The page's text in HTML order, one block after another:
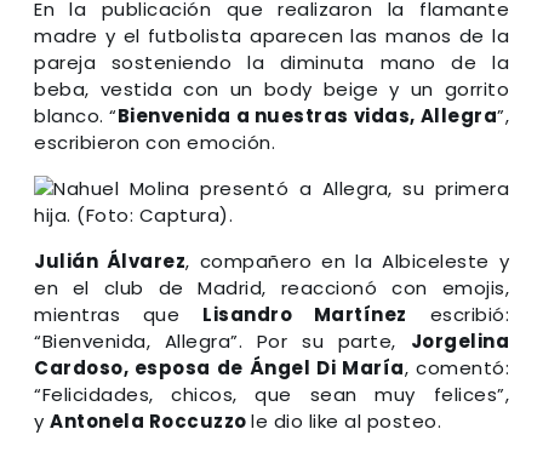
En la publicación que realizaron la flamante
madre y el futbolista aparecen las manos de la
pareja sosteniendo la diminuta mano de la
beba, vestida con un body beige y un gorrito
blanco. “Bienvenida a nuestras vidas, Allegra”,
escribieron con emoción.
Julián Álvarez, compañero en la Albiceleste y
en el club de Madrid, reaccionó con emojis,
mientras que Lisandro Martínez escribió:
“Bienvenida, Allegra”. Por su parte, Jorgelina
Cardoso, esposa de Ángel Di María, comentó:
“Felicidades, chicos, que sean muy felices”,
y Antonela Roccuzzole dio like al posteo.